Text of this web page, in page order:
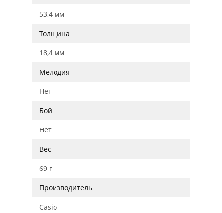
53,4 мм
Толщина
18,4 мм
Мелодия
Нет
Бой
Нет
Вес
69 г
Производитель
Casio